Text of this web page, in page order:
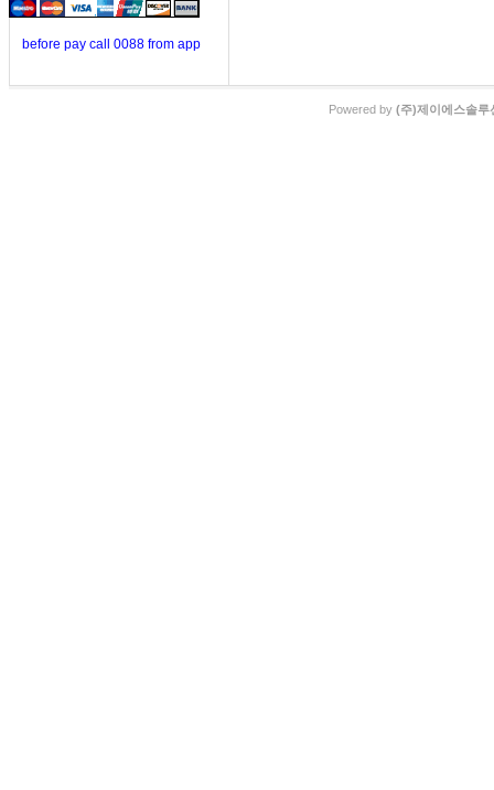
before pay call 0088 from app
Powered by (주)제이에스솔루